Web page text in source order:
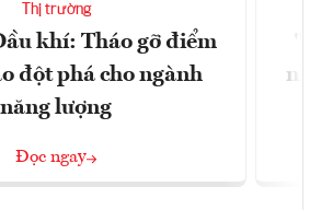
Thị trường
khí: Tháo gỡ điểm
đột phá cho ngành
năng lượng
Đọc ngay